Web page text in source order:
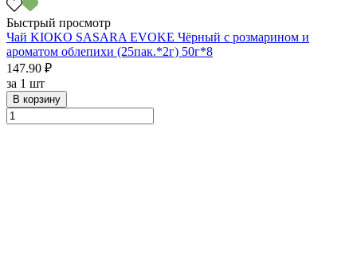
Быстрый просмотр
Чай KIOKO SASARA EVOKE Чёрный с розмарином и
ароматом облепихи (25пак.*2г) 50г*8
147.90 ₽
за 1 шт
В корзину